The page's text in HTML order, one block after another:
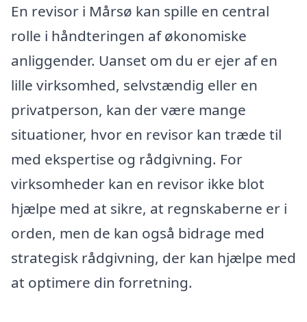
En revisor i Mårsø kan spille en central
rolle i håndteringen af økonomiske
anliggender. Uanset om du er ejer af en
lille virksomhed, selvstændig eller en
privatperson, kan der være mange
situationer, hvor en revisor kan træde til
med ekspertise og rådgivning. For
virksomheder kan en revisor ikke blot
hjælpe med at sikre, at regnskaberne er i
orden, men de kan også bidrage med
strategisk rådgivning, der kan hjælpe med
at optimere din forretning.